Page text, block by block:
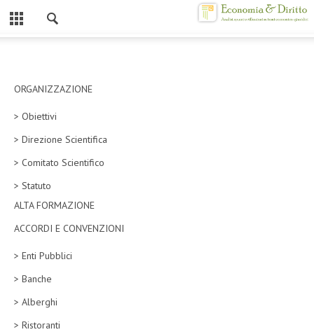
CHI SIAMO
MISSION
CONTATTI
ATTO COSTITUTIVO E STATUTO
ORGANIZZAZIONE
OBIETTIVI
DIREZIONE SCIENTIFICA
ALTA FORMAZIONE
ORGANIZZAZIONE
> Obiettivi
> Direzione Scientifica
> Comitato Scientifico
> Statuto
ALTA FORMAZIONE
ACCORDI E CONVENZIONI
> Enti Pubblici
> Banche
> Alberghi
> Ristoranti